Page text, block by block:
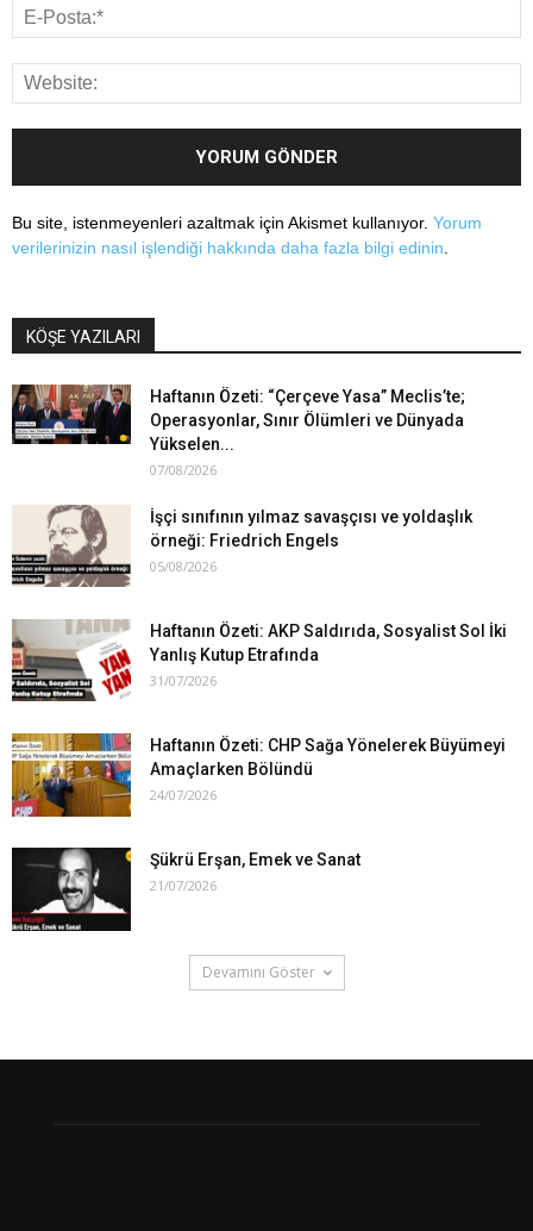
Bu site, istenmeyenleri azaltmak için Akismet kullanıyor. Yorum
verilerinizin nasıl işlendiği hakkında daha fazla bilgi edinin.
KÖŞE YAZILARI
Haftanın Özeti: “Çerçeve Yasa” Meclis’te;
Operasyonlar, Sınır Ölümleri ve Dünyada
Yükselen...
07/08/2026
İşçi sınıfının yılmaz savaşçısı ve yoldaşlık
örneği: Friedrich Engels
05/08/2026
Haftanın Özeti: AKP Saldırıda, Sosyalist Sol İki
Yanlış Kutup Etrafında
31/07/2026
Haftanın Özeti: CHP Sağa Yönelerek Büyümeyi
Amaçlarken Bölündü
24/07/2026
Şükrü Erşan, Emek ve Sanat
21/07/2026
Devamını Göster